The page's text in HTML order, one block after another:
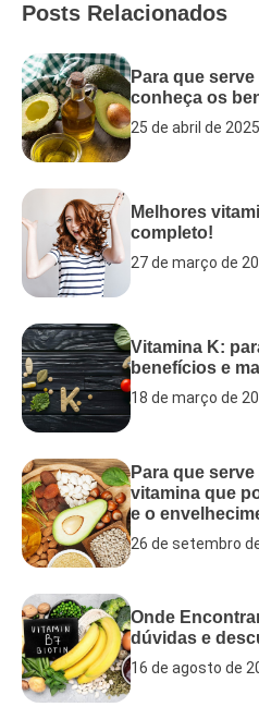
Posts Relacionados
Para que
conheça os
25 de abril de 2025
Melhores
completo!
27 de março de
Vitamina K:
benefícios e
18 de março de
Para que
vitamina que
e o
26 de setembro
Onde
dúvidas e
16 de agosto de